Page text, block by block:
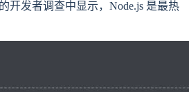
开发者调查中显示，Node.js 是最热